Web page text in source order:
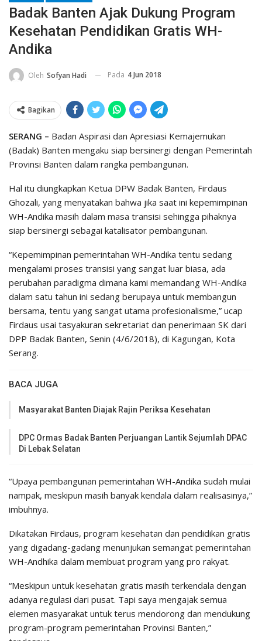
Badak Banten Ajak Dukung Program
Kesehatan Pendidikan Gratis WH-
Andika
Oleh Sofyan Hadi Pada 4 Jun 2018
Bagikan
SERANG – Badan Aspirasi dan Apresiasi Kemajemukan
(Badak) Banten mengaku siap bersinergi dengan Pemerintah
Provinsi Banten dalam rangka pembangunan.
Hal itu diungkapkan Ketua DPW Badak Banten, Firdaus
Ghozali, yang menyatakan bahwa jika saat ini kepemimpinan
WH-Andika masih dalam masa transisi sehingga pihaknya
siap bersinergi sebagai katalisator pembangunan.
“Kepemimpinan pemerintahan WH-Andika tentu sedang
mengalami proses transisi yang sangat luar biasa, ada
perubahan paradigma dimana kami memandang WH-Andika
dalam satu tahun ini sedang berupaya untuk membangun
bersama, tentu yang sangat utama profesionalisme,” ucap
Firdaus usai tasyakuran sekretariat dan penerimaan SK dari
DPP Badak Banten, Senin (4/6/2018), di Kagungan, Kota
Serang.
BACA JUGA
Masyarakat Banten Diajak Rajin Periksa Kesehatan
DPC Ormas Badak Banten Perjuangan Lantik Sejumlah DPAC
Di Lebak Selatan
“Upaya pembangunan pemerintahan WH-Andika sudah mulai
nampak, meskipun masih banyak kendala dalam realisasinya,”
imbuhnya.
Dikatakan Firdaus, program kesehatan dan pendidikan gratis
yang digadang-gadang menunjukan semangat pemerintahan
WH-Andhika dalam membuat program yang pro rakyat.
“Meskipun untuk kesehatan gratis masih terkendala dengan
adanya regulasi dari pusat. Tapi saya mengajak semua
elemen masyarakat untuk terus mendorong dan mendukung
program-program pemerintahan Provinsi Banten,”